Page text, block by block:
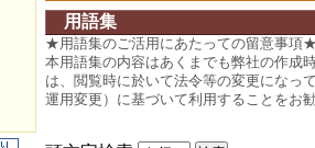
用語集
★用語集のご活用にあたっての留意事項
本用語集の内容はあくまでも弊社の作成
は、閲覧時に於いて法令等の変更になっ
運用変更）に基づいて利用することをお